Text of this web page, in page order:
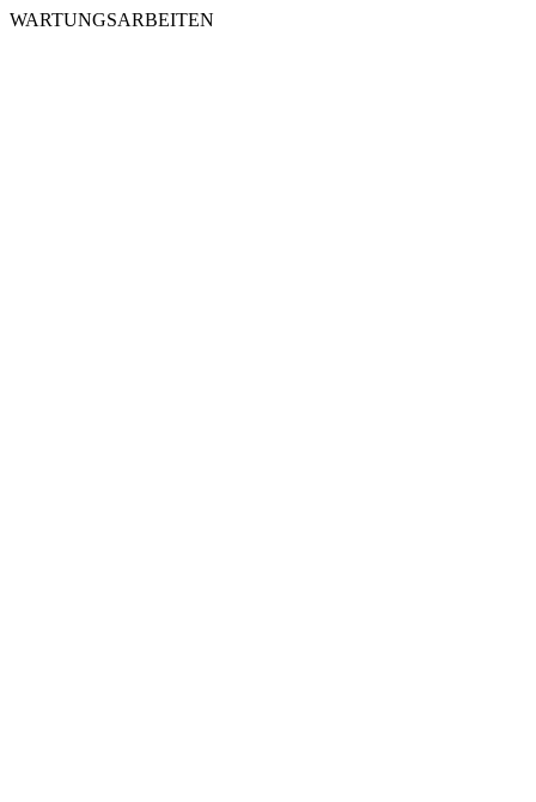
WARTUNGSARBEITEN